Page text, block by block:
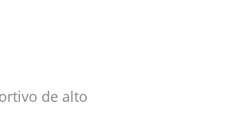
de alto